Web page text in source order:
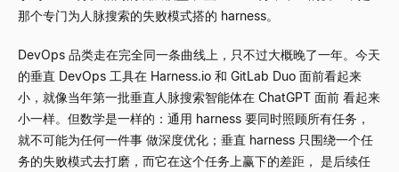
那个专门为人脉搜索的失败模式搭的 harness。
DevOps 品类走在完全同一条曲线上，只不过大概晚了一年。今天
的垂直 DevOps 工具在 Harness.io 和 GitLab Duo 面前看起来
小，就像当年第一批垂直人脉搜索智能体在 ChatGPT 面前 看起来
小一样。但数学是一样的：通用 harness 要同时照顾所有任务，
就不可能为任何一件事 做深度优化；垂直 harness 只围绕一个任
务的失败模式去打磨，而它在这个任务上赢下的差距， 是后续任